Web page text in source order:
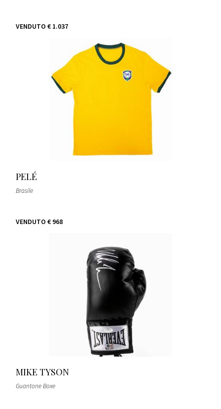
VENDUTO € 1.037
PELÉ
Brasile
VENDUTO € 968
MIKE TYSON
Guantone Boxe